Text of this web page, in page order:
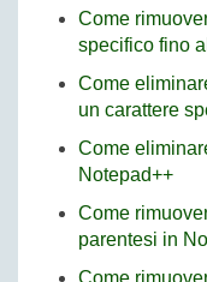
Come
specifico fino
Come
un carattere
Come
Notepad++
Come
parentesi in
Come